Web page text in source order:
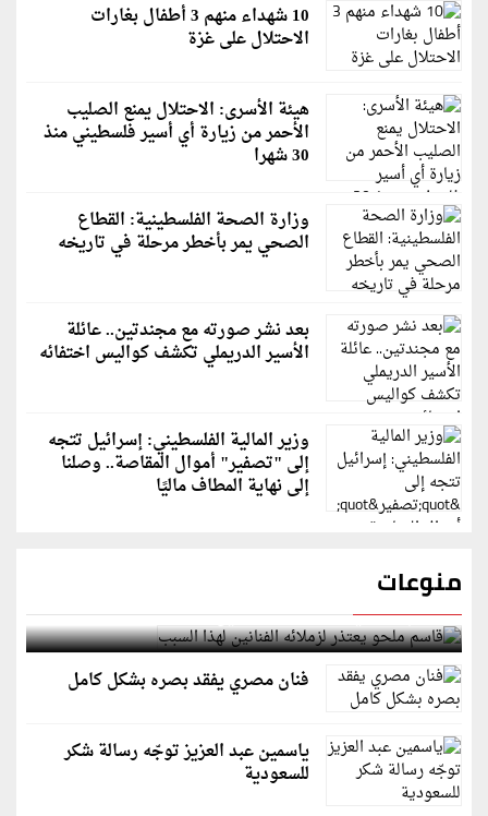
10 شهداء منهم 3 أطفال بغارات
الاحتلال على غزة
هيئة الأسرى: الاحتلال يمنع الصليب
الأحمر من زيارة أي أسير فلسطيني منذ
30 شهرا
وزارة الصحة الفلسطينية: القطاع
الصحي يمر بأخطر مرحلة في تاريخه
بعد نشر صورته مع مجندتين.. عائلة
الأسير الدريملي تكشف كواليس اختفائه
وزير المالية الفلسطيني: إسرائيل تتجه
إلى "تصفير" أموال المقاصة.. وصلنا
إلى نهاية المطاف ماليًا
منوعات
قاسم ملحو يعتذر لزملائه الفنانين لهذا السبب
فنان مصري يفقد بصره بشكل كامل
ياسمين عبد العزيز توجّه رسالة شكر
للسعودية